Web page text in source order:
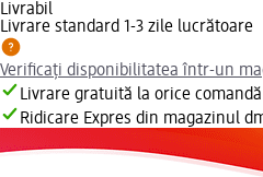
Livrabil
Livrare standard 1-3 zile lucrătoare
Verificați disponibilitatea într-un
Livrare gratuită la orice
Ridicare Expres din magazinul